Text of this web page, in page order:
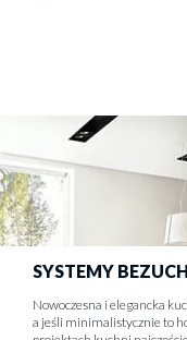
SYSTEMY
Nowoczesna i elegancka
a jeśli minimalistycznie to